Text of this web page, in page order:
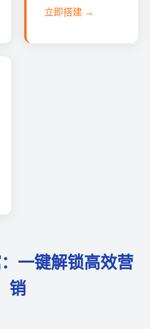
立即搭建 →
一键解锁高效营
销